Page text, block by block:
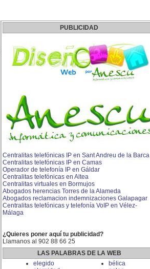
PUBLICIDAD
Centralitas telefónicas IP en Sant Andreu de la Barca
Centralitas telefónicas IP en Camas
Operador de telefonía IP en Gáldar
Centralitas telefónicas en Altea
Centralitas virtuales en Bormujos
Abogados herencias Torres de la Alameda
Abogados reclamacion indemnizaciones Galapagar
Centralitas telefónicas y telefonía VoIP en Vélez-
Málaga
¿Quieres poner aquí tu publicidad?
Llamanos al 902 88 66 25
LAS PALABRAS DE LA WEB
elegido
bélica